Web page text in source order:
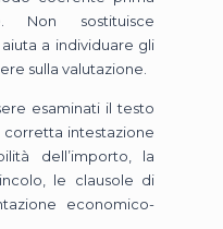
Non sostituisce
a individuare gli
sulla valutazione.
esaminati il testo
corretta intestazione
dell’importo, la
le clausole di
economico-